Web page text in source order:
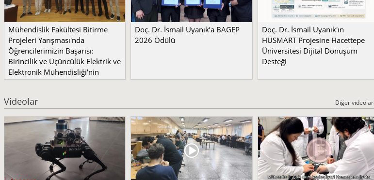
Mühendislik Fakültesi Bitirme
Projeleri Yarışması'nda
Öğrencilerimizin Başarısı:
Birincilik ve Üçüncülük Elektrik ve
Elektronik Mühendisliği'nin
Doç. Dr. İsmail Uyanık’a BAGEP
2026 Ödülü
Doç. Dr. İsmail Uyanık'ın
HÜSMART Projesine Hacettepe
Üniversitesi Dijital Dönüşüm
Desteği
Videolar Diğer videolar